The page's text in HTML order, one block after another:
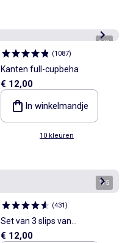
1/2
(1087)
Kanten full-cupbeha
€ 12,00
In winkelmandje
10 kleuren
1/5
(431)
Set van 3 slips van
stretchkatoen
€ 12,00